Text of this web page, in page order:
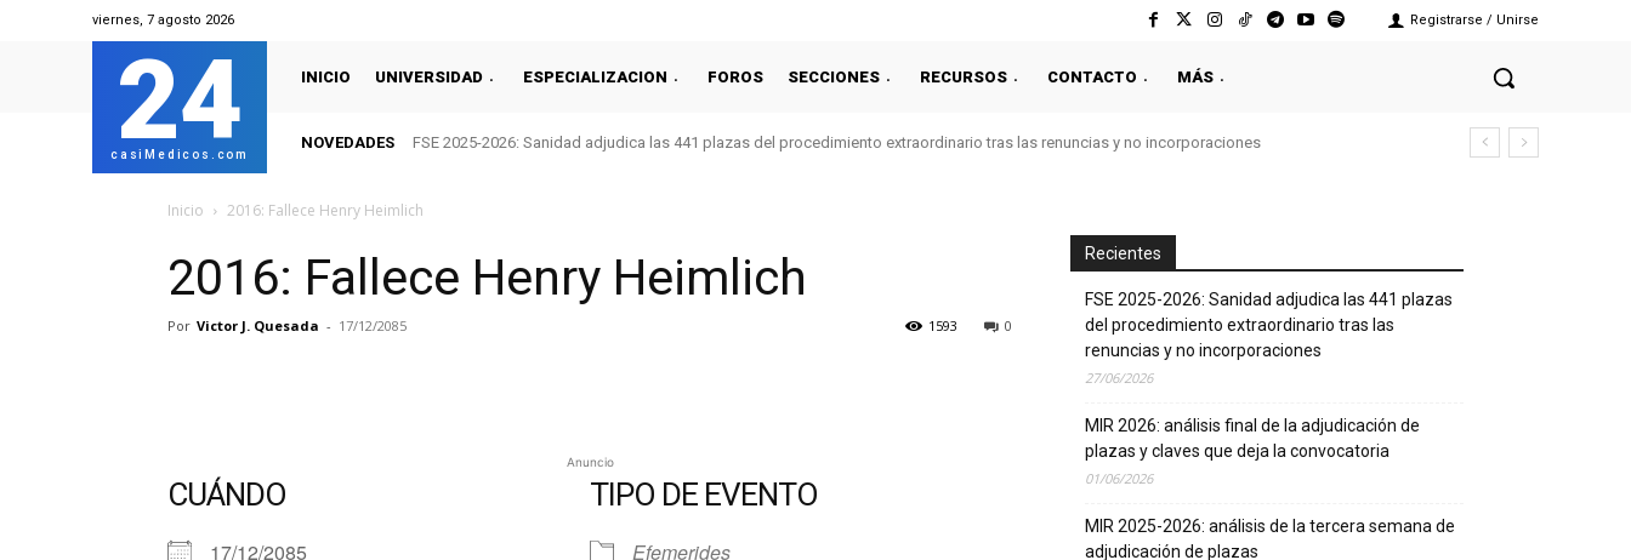
viernes, 7 agosto 2026 Registrarse / Unirse
24
casiMedicos.com
INICIO UNIVERSIDAD ESPECIALIZACION FOROS SECCIONES RECURSOS CONTACTO MÁS
NOVEDADES FSE 2025-2026: Sanidad adjudica las 441 plazas del procedimiento extraordinario tras las renuncias y no incorporaciones
Inicio 2016: Fallece Henry Heimlich
2016: Fallece Henry Heimlich
Por Victor J. Quesada - 17/12/2085 0
1593
Anuncio
CUÁNDO
17/12/2085
TIPO DE EVENTO
Efemerides
Recientes
FSE 2025-2026: Sanidad adjudica las 441 plazas
del procedimiento extraordinario tras las
renuncias y no incorporaciones
27/06/2026
MIR 2026: análisis final de la adjudicación de
plazas y claves que deja la convocatoria
01/06/2026
MIR 2025-2026: análisis de la tercera semana de
adjudicación de plazas